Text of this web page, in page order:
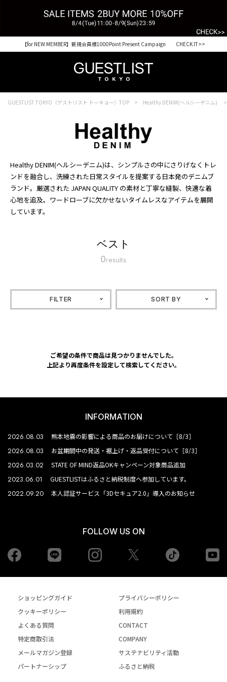
Shopping from outside Japan? Visit our Global Site here. >>
【for NEW MEMBER】新規会員様1000Point Present Campaign CHECK IT>>
GUESTLIST TOKYO（ゲストリスト トーキョー）TOP Healthy DENIM(ヘルシーデニム)
Healthy DENIM(ヘルシーデニム)は、シンプルさの中にさりげなくトレ
ンドを融合し、洗練された日常スタイルを提案する日本発のデニムブ
ランド。厳選された JAPAN QUALITY の素材と丁寧な縫製、快適な着
心地を追及。ワードローブに欠かせないタイムレスなアイテムを展開
しています。
ベスト
0results
FILTER SORT BY
ご希望の条件で商品は見つかりませんでした。
上記より再度条件を設定して検索してください。
INFORMATION
2026.08.03 熊本地震の影響による商品のお届けについて［8/3］
2026.08.03 お盆期間中の発送・裾上げ・返品受付について［8/3］
2026.03.02 STATE OF MIND返品OKキャンペーン対象商品追加
2023.06.01 GUESTLISTはふるさと納税制度へ参加しています。
2022.09.20 本人認証サービス「3Dセキュア2.0」導入のお知らせ
FOLLOW US ON
Facebook Instagram tiktok
ショッピングガイド
プライバシーポリシー
クッキーポリシー
利用規約
よくある質問
CONTACT
特定商取引法
COMPANY
メールマガジン登録
サステナビリティ活動
パートナーシップ
ふるさと納税